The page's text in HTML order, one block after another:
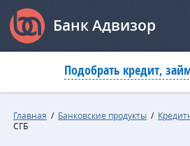
Банк Адвизор
Подобрать кредит,
Главная / Банковские продукты /
СГБ